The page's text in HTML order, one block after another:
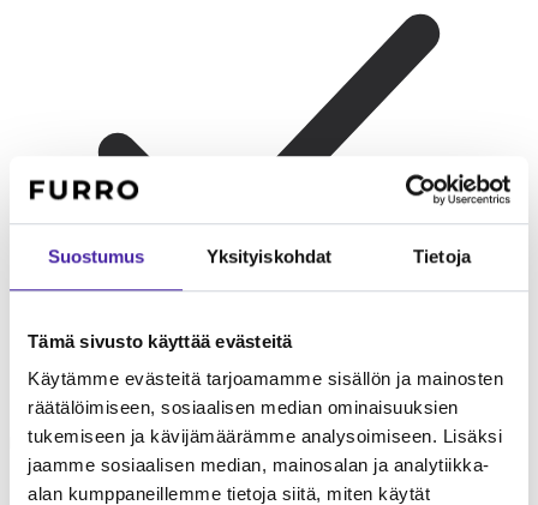
Suostumus Yksityiskohdat Tietoja
Tämä sivusto käyttää evästeitä
Käytämme evästeitä tarjoamamme sisällön ja mainosten
räätälöimiseen, sosiaalisen median ominaisuuksien
tukemiseen ja kävijämäärämme analysoimiseen. Lisäksi
jaamme sosiaalisen median, mainosalan ja analytiikka-
alan kumppaneillemme tietoja siitä, miten käytät
LapsiperheelleYstävällinen ja kestävä perhekoira. Leikkisä ja
kärsivällinen lasten kanssa.